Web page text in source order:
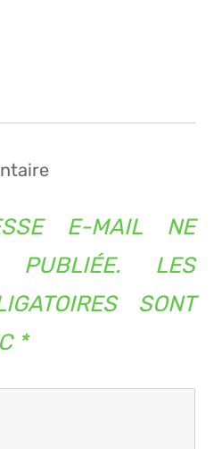
E-MAIL NE
LES
SONT
*